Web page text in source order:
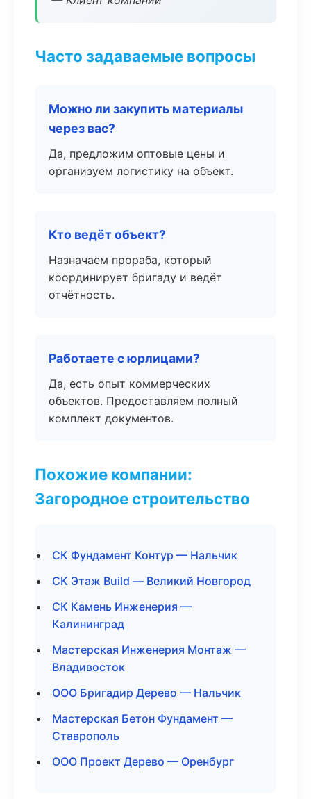
Часто задаваемые вопросы
Можно ли закупить материалы
через вас?
Да, предложим оптовые цены и
организуем логистику на объект.
Кто ведёт объект?
Назначаем прораба, который
координирует бригаду и ведёт
отчётность.
Работаете с юрлицами?
Да, есть опыт коммерческих
объектов. Предоставляем полный
комплект документов.
Похожие компании:
Загородное строительство
СК Фундамент Контур — Нальчик
СК Этаж Build — Великий Новгород
СК Камень Инженерия —
Калининград
Мастерская Инженерия Монтаж —
Владивосток
ООО Бригадир Дерево — Нальчик
Мастерская Бетон Фундамент —
Ставрополь
ООО Проект Дерево — Оренбург